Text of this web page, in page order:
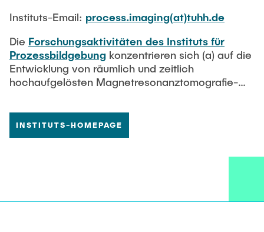
Instituts-Email: process.imaging(at)tuhh.de
Die Forschungsaktivitäten des Instituts für
Prozessbildgebung konzentrieren sich (a) auf die
Entwicklung von räumlich und zeitlich
hochaufgelösten Magnetresonanztomografie-
mehrphasiger und reaktiver Strömungssysteme in
verschiedenen Prozessen und Reaktoren des
INSTITUTS-HOMEPAGE